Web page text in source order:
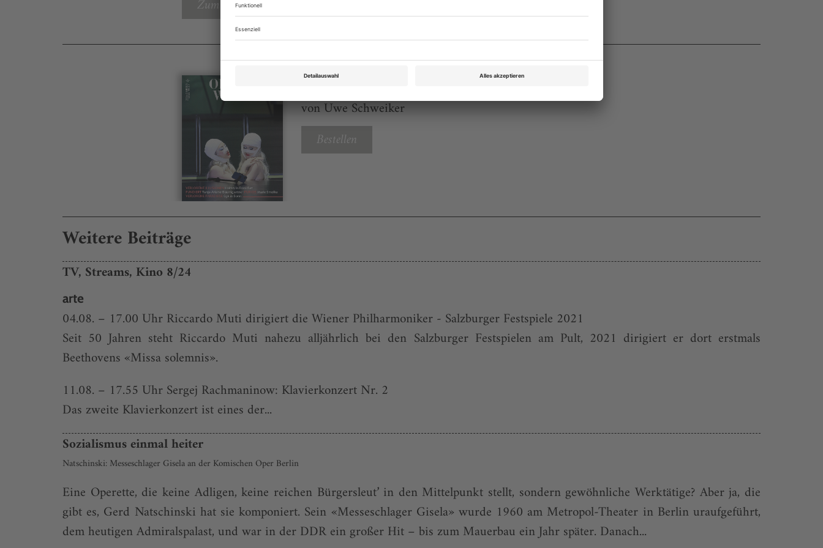
Zum Inhaltsverzeichnis
Opernwelt August 2024
von Uwe Schweiker
Bestellen
Weitere Beiträge
TV, Streams, Kino 8/24
arte
04.08. – 17.00 Uhr Riccardo Muti dirigiert die Wiener Philharmoniker - Salzburger Festspiele 2021
Seit 50 Jahren steht Riccardo Muti nahezu alljährlich bei den Salzburger Festspielen am Pult, 2021 dirigiert er dort erstmals
Beethovens «Missa solemnis».
11.08. – 17.55 Uhr Sergej Rachmaninow: Klavierkonzert Nr. 2
Das zweite Klavierkonzert ist eines der...
Sozialismus einmal heiter
Natschinski: Messeschlager Gisela an der Komischen Oper Berlin
Eine Operette, die keine Adligen, keine reichen Bürgersleut’ in den Mittelpunkt stellt, sondern gewöhnliche Werktätige? Aber ja, die
gibt es, Gerd Natschinski hat sie komponiert. Sein «Messeschlager Gisela» wurde 1960 am Metropol-Theater in Berlin uraufgeführt,
dem heutigen Admiralspalast, und war in der DDR ein großer Hit – bis zum Mauerbau ein Jahr später. Danach...